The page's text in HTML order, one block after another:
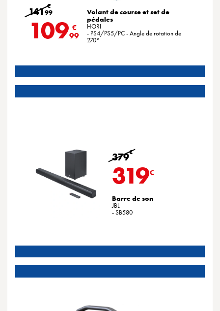
141 €
99
109 €
99
Volant de course et set de
pédales
HORI
- PS4/PS5/PC - Angle de rotation de
270°
379€
319€
Barre de son
JBL
- SB580